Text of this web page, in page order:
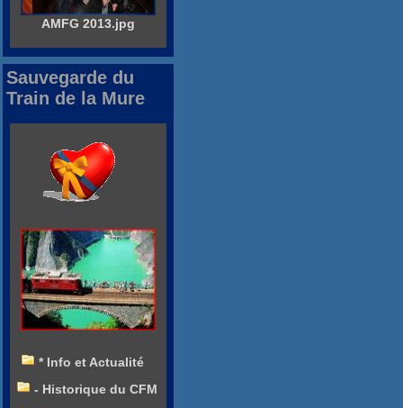
AMFG 2013.jpg
Sauvegarde du
Train de la Mure
* Info et Actualité
- Historique du CFM